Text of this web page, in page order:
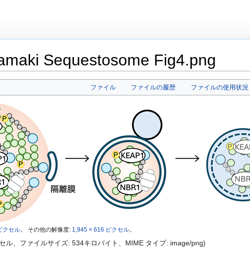
Sequestosome Fig4.png
ファイル ファイルの履歴 ファイルの使用状況
クセル。 その他の解像度: 1,945 × 616 ピクセル。
ル、ファイルサイズ: 534キロバイト、MIME タイプ: image/png)